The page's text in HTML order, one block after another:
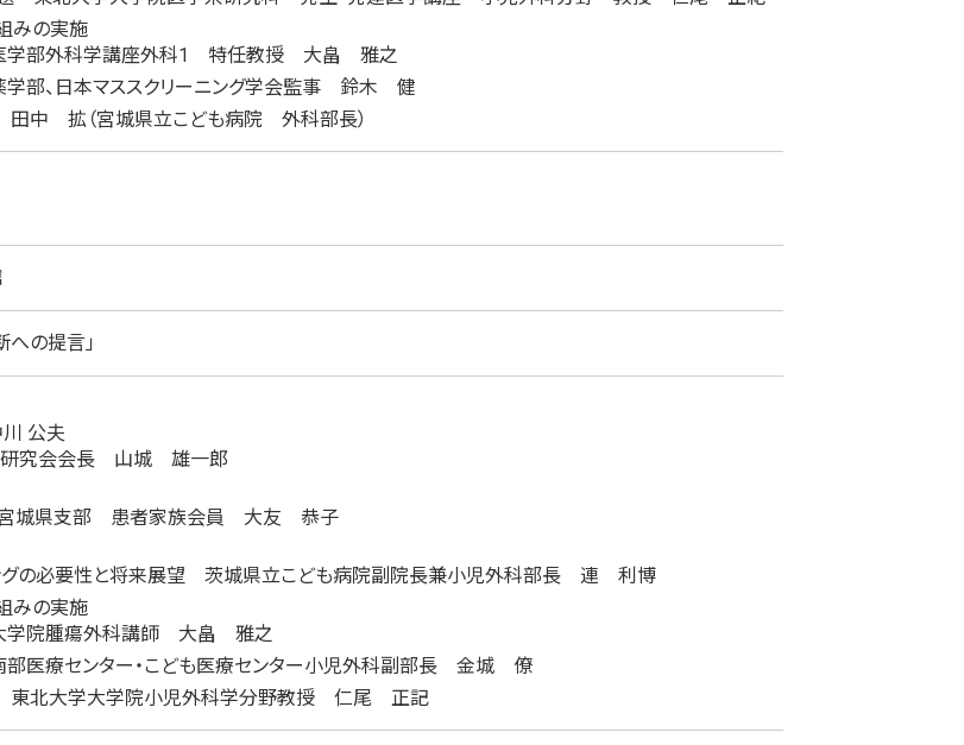
みの実施
学部外科学講座外科1 特任教授 大畠 雅之
部、日本マススクリーニング学会監事 鈴木 健
中 拡（宮城県立こども病院 外科部長）
への提言」
公夫
研究会会長 山城 雄一郎
宮城県支部 患者家族会員 大友 恭子
グの必要性と将来展望 茨城県立こども病院副院長兼小児外科部長 連 利博
みの実施
学院腫瘍外科講師 大畠 雅之
医療センター・こども医療センター小児外科副部長 金城 僚
東北大学大学院小児外科学分野教授 仁尾 正記